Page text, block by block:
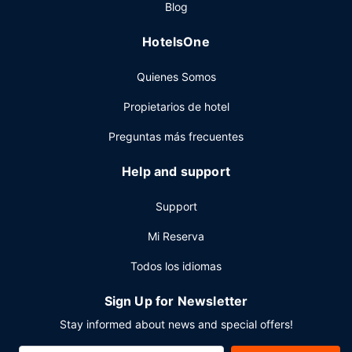
Tendrás un centro de negocios, un servicio de recepción
organizando un evento en Aberdeen? En este motel tienes
zona para conferencias y 2 salas de reuniones. Hay un
Blog
HotelsOne
Quienes Somos
Propietarios de hotel
Preguntas más frecuentes
Help and support
Support
Mi Reserva
Todos los idiomas
Sign Up for Newsletter
Stay informed about news and special offers!